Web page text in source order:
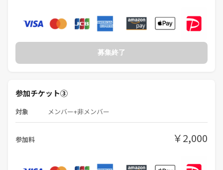
※ トラブル等はすべて自己責任となります。
※ 未成年の方は参加不可とします。
※ 集合時間から5分経過したら出発します。遅刻がないようにしてくだ
募集終了
参加チケット③
対象 メンバー+非メンバー
参加料 ￥2,000